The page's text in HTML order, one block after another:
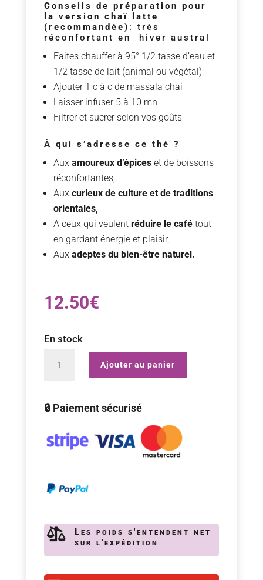
Conseils de préparation pour
la version chaï latte
(recommandée) : très
réconfortant en hiver austral
Faites chauffer à 95° 1/2 tasse d’eau et
1/2 tasse de lait (animal ou végétal)
Ajouter 1 c à c de massala chai
Laisser infuser 5 à 10 mn
Filtrer et sucrer selon vos goûts
À qui s’adresse ce thé ?
Aux amoureux d’épiceset de boissons
réconfortantes,
Aux curieux de culture et de traditions
orientales,
A ceux qui veulent réduire le cafétout
en gardant énergie et plaisir,
Aux adeptes du bien-être naturel.
12.50€
En stock
Chaï
Ajouter au panier
🔒 Paiement sécurisé

Les poids s'entendent net
sur l'expédition